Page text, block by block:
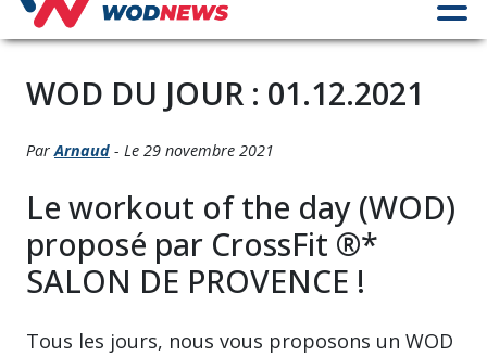
WOD DU JOUR : 01.12.2021
ParArnaud - Le 29 novembre 2021
Le workout of the day (WOD)
proposé par CrossFit ®*
SALON DE PROVENCE !
Tous les jours, nous vous proposons un WOD